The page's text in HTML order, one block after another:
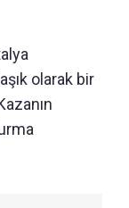
olarak bir